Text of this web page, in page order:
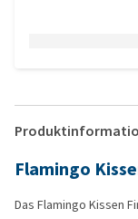
Flamingo
Das Flamingo Kissen